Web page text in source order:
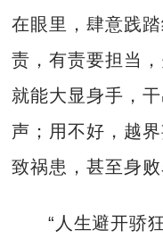
在眼里，肆意践
责，有责要担当
就能大显身手，
声；用不好，越
致祸患，甚至身败
“人生避开骄